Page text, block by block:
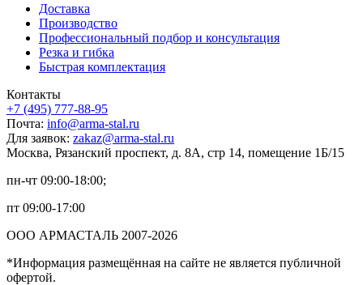
Доставка
Производство
Профессиональный подбор и консультация
Резка и гибка
Быстрая комплектация
Контакты
+7 (495) 777-88-95
Почта: info@arma-stal.ru
Для заявок: zakaz@arma-stal.ru
Москва, Рязанский проспект, д. 8А, стр 14, помещение 1Б/15
пн-чт 09:00-18:00;
пт 09:00-17:00
ООО АРМАСТАЛЬ 2007-2026
*Информация размещённая на сайте не является публичной
офертой.